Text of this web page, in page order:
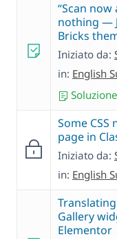
“Scan
nothing —
Bricks
Iniziato da:
in: English
Some
page in
Iniziato da:
in: English
Gallery
Elementor